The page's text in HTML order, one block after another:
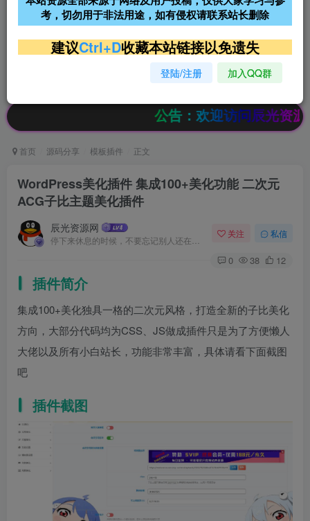
年
超低价文字广告位招租 超低价文字广告位招租
超低价文字广告位招租
公告：欢迎访问辰光资源网，本站会
首页 源码分享 模板插件 正文
WordPress美化插件 集成100+美化功能 二次元
ACG子比主题美化插件
辰光资源网 关注 私信
0 38 12
插件简介
集成100+美化独具一格的二次元风格，打造全新的子比美化
方向，大部分代码均为CSS、JS做成插件只是为了方便懒人
大佬以及所有小白站长，功能非常丰富，具体请看下面截图
吧
插件截图
考，切勿用于非法用途，如有侵权请联系站长删除
建议Ctrl+D收藏本站链接以免遗失
登陆/注册 加入QQ群